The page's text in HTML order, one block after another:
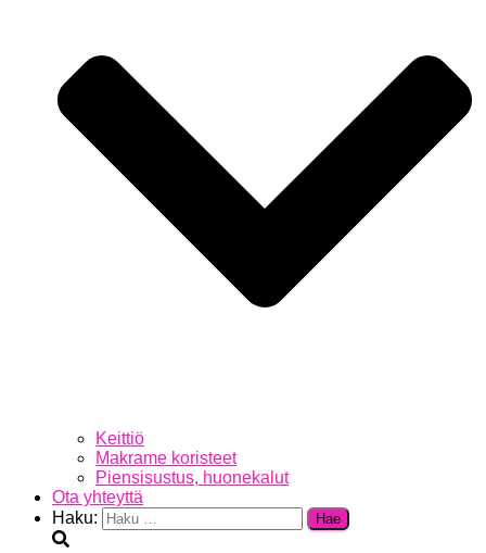
Keittiö
Makrame koristeet
Piensisustus, huonekalut
Ota yhteyttä
Haku: